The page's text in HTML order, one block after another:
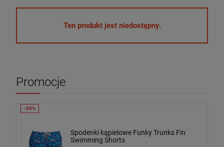
Ten produkt jest niedostępny.
Promocje
Spodenki kąpielowe Funky Trunks Fin
Swimming Shorts